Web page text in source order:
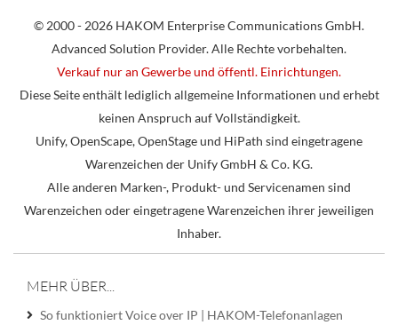
© 2000 - 2026 HAKOM Enterprise Communications GmbH.
Advanced Solution Provider. Alle Rechte vorbehalten.
Verkauf nur an Gewerbe und öffentl. Einrichtungen.
Diese Seite enthält lediglich allgemeine Informationen und erhebt
keinen Anspruch auf Vollständigkeit.
Unify, OpenScape, OpenStage und HiPath sind eingetragene
Warenzeichen der Unify GmbH & Co. KG.
Alle anderen Marken-, Produkt- und Servicenamen sind
Warenzeichen oder eingetragene Warenzeichen ihrer jeweiligen
Inhaber.
MEHR ÜBER...
So funktioniert Voice over IP | HAKOM-Telefonanlagen